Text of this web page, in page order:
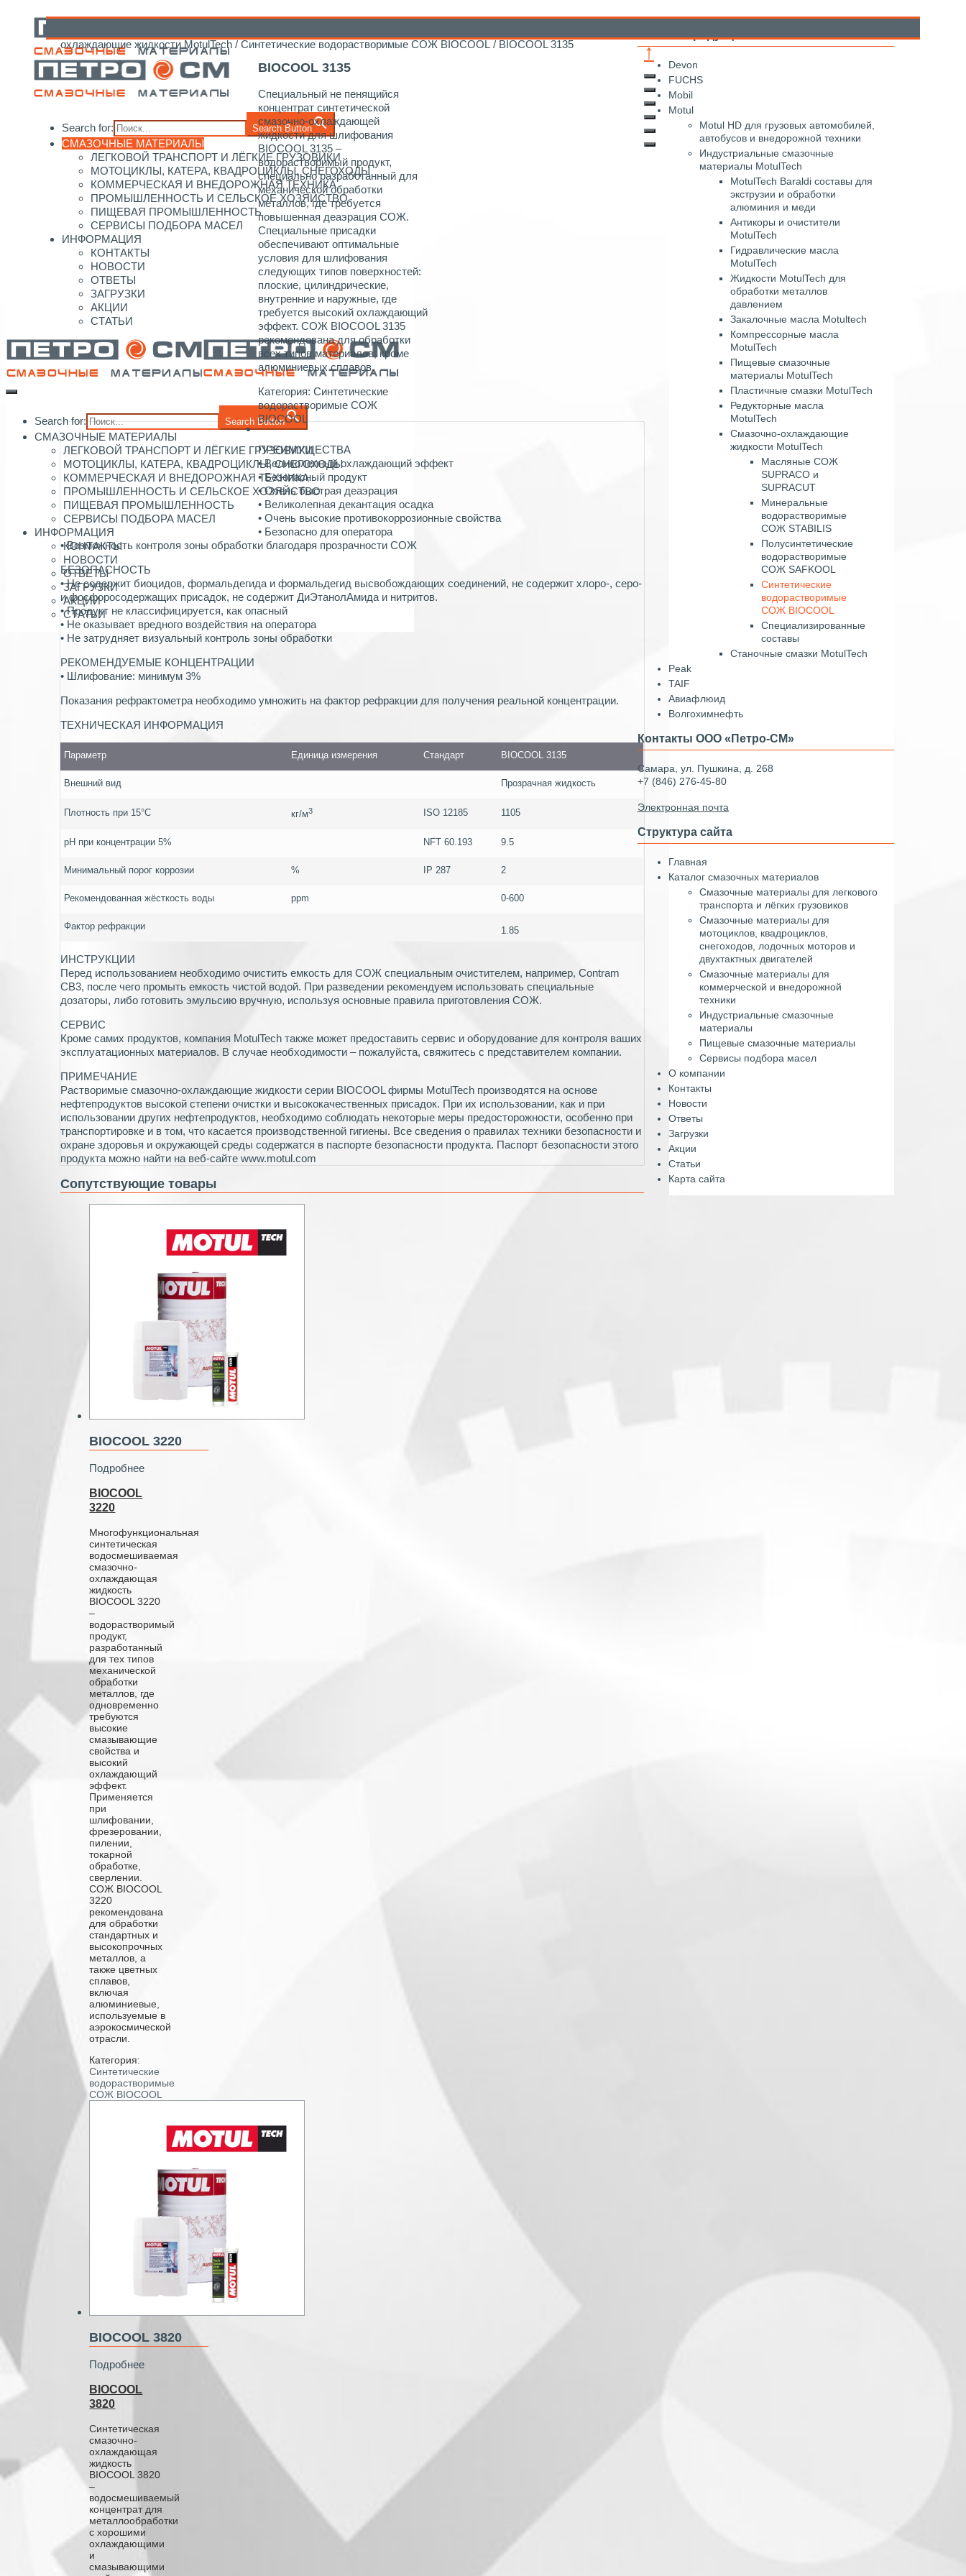
Search for: Search Button
СМАЗОЧНЫЕ МАТЕРИАЛЫ
ЛЕГКОВОЙ ТРАНСПОРТ И ЛЁГКИЕ ГРУЗОВИКИ
МОТОЦИКЛЫ, КАТЕРА, КВАДРОЦИКЛЫ, СНЕГОХОДЫ
КОММЕРЧЕСКАЯ И ВНЕДОРОЖНАЯ ТЕХНИКА
ПРОМЫШЛЕННОСТЬ И СЕЛЬСКОЕ ХОЗЯЙСТВО
ПИЩЕВАЯ ПРОМЫШЛЕННОСТЬ
СЕРВИСЫ ПОДБОРА МАСЕЛ
ИНФОРМАЦИЯ
КОНТАКТЫ
НОВОСТИ
ОТВЕТЫ
ЗАГРУЗКИ
АКЦИИ
СТАТЬИ
Search for: Search Button
СМАЗОЧНЫЕ МАТЕРИАЛЫ
ЛЕГКОВОЙ ТРАНСПОРТ И ЛЁГКИЕ ГРУЗОВИКИ
МОТОЦИКЛЫ, КАТЕРА, КВАДРОЦИКЛЫ, СНЕГОХОДЫ
КОММЕРЧЕСКАЯ И ВНЕДОРОЖНАЯ ТЕХНИКА
ПРОМЫШЛЕННОСТЬ И СЕЛЬСКОЕ ХОЗЯЙСТВО
ПИЩЕВАЯ ПРОМЫШЛЕННОСТЬ
СЕРВИСЫ ПОДБОРА МАСЕЛ
ИНФОРМАЦИЯ
КОНТАКТЫ
НОВОСТИ
ОТВЕТЫ
ЗАГРУЗКИ
АКЦИИ
СТАТЬИ
охлаждающие жидкости MotulTech /Синтетические водорастворимые СОЖ BIOCOOL / BIOCOOL 3135
BIOCOOL 3135
Специальный не пенящийся
концентрат синтетической
смазочно-охлаждающей
жидкости для шлифования
BIOCOOL 3135 –
водорастворимый продукт,
специально разработанный для
механической обработки
металлов, где требуется
повышенная деаэрация СОЖ.
Специальные присадки
обеспечивают оптимальные
условия для шлифования
следующих типов поверхностей:
плоские, цилиндрические,
внутренние и наружные, где
требуется высокий охлаждающий
эффект. СОЖ BIOCOOL 3135
рекомендована для обработки
всех типов материалов, кроме
алюминиевых сплавов.
Категория:Синтетические
водорастворимые СОЖ
BIOCOOL
ПРЕИМУЩЕСТВА
• Великолепный охлаждающий эффект
• Безопасный продукт
• Очень быстрая деаэрация
• Великолепная декантация осадка
• Очень высокие противокоррозионные свойства
• Безопасно для оператора
• Возможность контроля зоны обработки благодаря прозрачности СОЖ
БЕЗОПАСНОСТЬ
• Не содержит биоцидов, формальдегида и формальдегид высвобождающих соединений, не содержит хлоро-, серо-
и фосфоросодержащих присадок, не содержит ДиЭтанолАмида и нитритов.
• Продукт не классифицируется, как опасный
• Не оказывает вредного воздействия на оператора
• Не затрудняет визуальный контроль зоны обработки
РЕКОМЕНДУЕМЫЕ КОНЦЕНТРАЦИИ
• Шлифование: минимум 3%
Показания рефрактометра необходимо умножить на фактор рефракции для получения реальной концентрации.
TEХНИЧЕСКАЯ ИНФОРМАЦИЯ
Параметр Единица измерения Стандарт BIOCOOL 3135
Внешний вид Прозрачная жидкость
Плотность при 15°C кг/м3 ISO 12185 1105
pH при концентрации 5% NFT 60.193 9.5
Минимальный порог коррозии % IP 287 2
Рекомендованная жёсткость воды ppm 0-600
Фактор рефракции 1.85
ИНСТРУКЦИИ
Перед использованием необходимо очистить емкость для СОЖ специальным очистителем, например, Contram
CB3, после чего промыть емкость чистой водой. При разведении рекомендуем использовать специальные
дозаторы, либо готовить эмульсию вручную, используя основные правила приготовления СОЖ.
СЕРВИС
Кроме самих продуктов, компания MotulTech также может предоставить сервис и оборудование для контроля ваших
эксплуатационных материалов. В случае необходимости – пожалуйста, свяжитесь с представителем компании.
ПРИМЕЧАНИЕ
Растворимые смазочно-охлаждающие жидкости серии BIOCOOL фирмы MotulTech производятся на основе
нефтепродуктов высокой степени очистки и высококачественных присадок. При их использовании, как и при
использовании других нефтепродуктов, необходимо соблюдать некоторые меры предосторожности, особенно при
транспортировке и в том, что касается производственной гигиены. Все сведения о правилах техники безопасности и
охране здоровья и окружающей среды содержатся в паспорте безопасности продукта. Паспорт безопасности этого
продукта можно найти на веб-сайте www.motul.com
Сопутствующие товары
BIOCOOL 3220
Подробнее
BIOCOOL
3220
Многофункциональная
синтетическая
водосмешиваемая
смазочно-
охлаждающая
жидкость
BIOCOOL 3220
–
водорастворимый
продукт,
разработанный
для тех типов
механической
обработки
металлов, где
одновременно
требуются
высокие
смазывающие
свойства и
высокий
охлаждающий
эффект.
Применяется
при
шлифовании,
фрезеровании,
пилении,
токарной
обработке,
сверлении.
СОЖ BIOCOOL
3220
рекомендована
для обработки
стандартных и
высокопрочных
металлов, а
также цветных
сплавов,
включая
алюминиевые,
используемые в
аэрокосмической
отрасли.
Категория:
Синтетические
водорастворимые
СОЖ BIOCOOL
BIOCOOL 3820
Подробнее
BIOCOOL
3820
Синтетическая
смазочно-
охлаждающая
жидкость
BIOCOOL 3820
–
водосмешиваемый
концентрат для
металлообработки
с хорошими
охлаждающими
и
смазывающими
Каталог продукции
Devon
FUCHS
Mobil
Motul
Motul HD для грузовых автомобилей,
автобусов и внедорожной техники
Индустриальные смазочные
материалы MotulTech
MotulTech Baraldi составы для
экструзии и обработки
алюминия и меди
Антикоры и очистители
MotulTech
Гидравлические масла
MotulTech
Жидкости MotulTech для
обработки металлов
давлением
Закалочные масла Motultech
Компрессорные масла
MotulTech
Пищевые смазочные
материалы MotulTech
Пластичные смазки MotulTech
Редукторные масла
MotulTech
Смазочно-охлаждающие
жидкости MotulTech
Масляные СОЖ
SUPRACO и
SUPRACUT
Минеральные
водорастворимые
СОЖ STABILIS
Полусинтетические
водорастворимые
СОЖ SAFKOOL
Синтетические
водорастворимые
СОЖ BIOCOOL
Специализированные
составы
Станочные смазки MotulTech
Peak
TAIF
Авиафлюид
Волгохимнефть
Контакты ООО «Петро-СМ»
Самара, ул. Пушкина, д. 268
+7 (846) 276-45-80
Электронная почта
Структура сайта
Главная
Каталог смазочных материалов
Смазочные материалы для легкового
транспорта и лёгких грузовиков
Смазочные материалы для
мотоциклов, квадроциклов,
снегоходов, лодочных моторов и
двухтактных двигателей
Смазочные материалы для
коммерческой и внедорожной
техники
Индустриальные смазочные
материалы
Пищевые смазочные материалы
Сервисы подбора масел
О компании
Контакты
Новости
Ответы
Загрузки
Акции
Статьи
Карта сайта
↑